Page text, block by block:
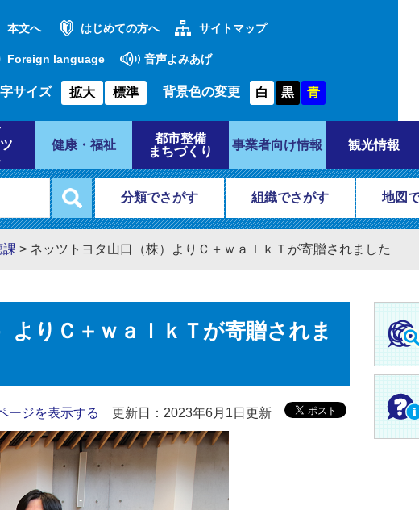
本文へ はじめての方へ サイトマップ
Foreign language 音声よみあげ
サイズ 拡大 標準 背景色の変更 白 黒 青
健康・福祉
都市整備
まちづくり
事業者向け情報 観光情報
分類でさがす 組織でさがす 地図
課 > ネッツトヨタ山口（株）よりＣ＋ｗａｌｋＴが寄贈されました
よりＣ＋ｗａｌｋＴが寄贈されま
ージを表示する 更新日：2023年6月1日更新